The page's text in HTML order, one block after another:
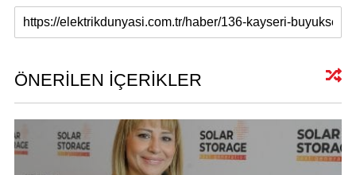
h
at
A
p
n
k
dI
n
a
c
b
o
o
k
m
ail
ÖNERİLEN İÇERİKLER